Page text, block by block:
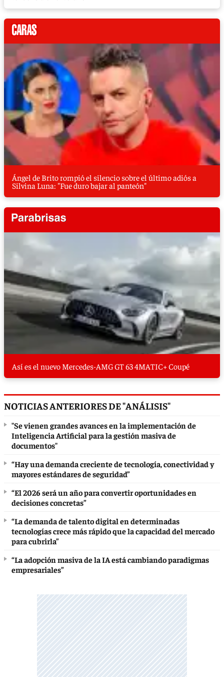
Ángel de Brito rompió el silencio sobre el último adiós a
Silvina Luna: "Fue duro bajar al panteón"
Así es el nuevo Mercedes-AMG GT 63 4MATIC+ Coupé
NOTICIAS ANTERIORES DE "ANÁLISIS"
"Se vienen grandes avances en la implementación de
Inteligencia Artificial para la gestión masiva de
documentos"
“Hay una demanda creciente de tecnología, conectividad y
mayores estándares de seguridad”
“El 2026 será un año para convertir oportunidades en
decisiones concretas”
“La demanda de talento digital en determinadas
tecnologías crece más rápido que la capacidad del mercado
para cubrirla”
“La adopción masiva de la IA está cambiando paradigmas
empresariales”